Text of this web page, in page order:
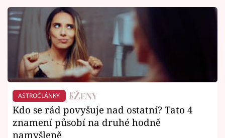
ASTROČLÁNKY
Kdo se rád povyšuje nad ostatní? Tato 4
znamení působí na druhé hodně
namyšleně